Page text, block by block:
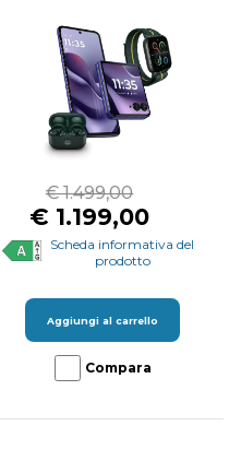
€ 1.499,00
€ 1.199,00
Scheda informativa del
prodotto
Aggiungi al carrello
Compara